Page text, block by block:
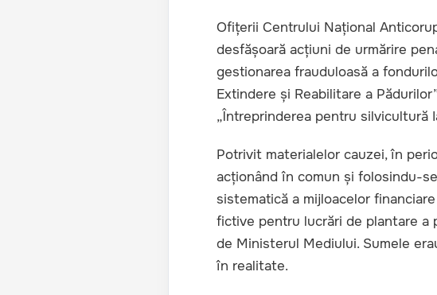
Ofițerii Centrului Național
desfășoară acțiuni de urmărire
gestionarea frauduloasă a
Extindere și Reabilitare a
„Întreprinderea pentru silvicultură
Potrivit materialelor cauzei, în
acționând în comun și folosindu-
sistematică a mijloacelor
fictive pentru lucrări de plantare a
de Ministerul Mediului. Sumele
în realitate.